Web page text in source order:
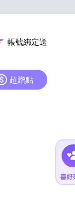
帳號綁定送
超贈點